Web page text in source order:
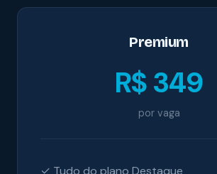
Premium
R$ 349
por vaga
✓ Tudo do plano Destaque